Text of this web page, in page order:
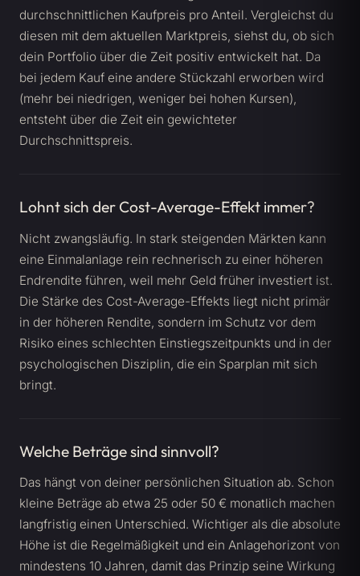
durchschnittlichen Kaufpreis pro Anteil. Vergleichst du
diesen mit dem aktuellen Marktpreis, siehst du, ob sich
dein Portfolio über die Zeit positiv entwickelt hat. Da
bei jedem Kauf eine andere Stückzahl erworben wird
(mehr bei niedrigen, weniger bei hohen Kursen),
entsteht über die Zeit ein gewichteter
Durchschnittspreis.
Lohnt sich der Cost-Average-Effekt immer?
Nicht zwangsläufig. In stark steigenden Märkten kann
eine Einmalanlage rein rechnerisch zu einer höheren
Endrendite führen, weil mehr Geld früher investiert ist.
Die Stärke des Cost-Average-Effekts liegt nicht primär
in der höheren Rendite, sondern im Schutz vor dem
Risiko eines schlechten Einstiegszeitpunkts und in der
psychologischen Disziplin, die ein Sparplan mit sich
bringt.
Welche Beträge sind sinnvoll?
Das hängt von deiner persönlichen Situation ab. Schon
kleine Beträge ab etwa 25 oder 50 € monatlich machen
langfristig einen Unterschied. Wichtiger als die absolute
Höhe ist die Regelmäßigkeit und ein Anlagehorizont von
mindestens 10 Jahren, damit das Prinzip seine Wirkung